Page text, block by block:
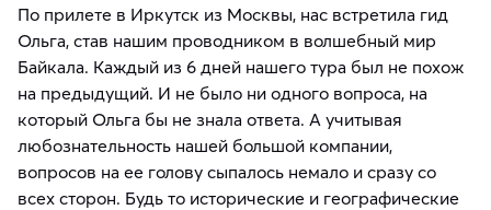
По прилете в Иркутск из Москвы, нас встретила гид
Ольга, став нашим проводником в волшебный мир
Байкала. Каждый из 6 дней нашего тура был не похож
на предыдущий. И не было ни одного вопроса, на
который Ольга бы не знала ответа. А учитывая
любознательность нашей большой компании,
вопросов на ее голову сыпалось немало и сразу со
всех сторон. Будь то исторические и географические